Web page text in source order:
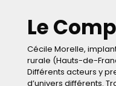
Le
Cécile Morelle,
rurale (Hauts-de-
Différents acteurs y
d’univers différents.